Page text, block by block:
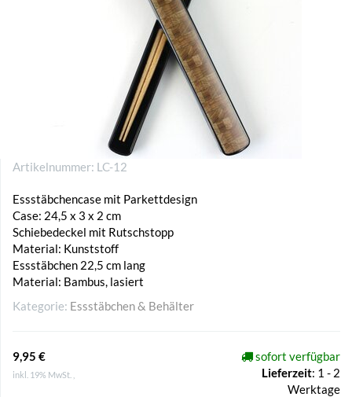
Artikelnummer: LC-12
Essstäbchencase mit Parkettdesign
Case: 24,5 x 3 x 2 cm
Schiebedeckel mit Rutschstopp
Material: Kunststoff
Essstäbchen 22,5 cm lang
Material: Bambus, lasiert
Kategorie: Essstäbchen & Behälter
9,95 €
inkl. 19% MwSt. ,
sofort verfügbar
Lieferzeit: 1 - 2
Werktage